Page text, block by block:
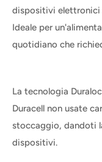
dispositivi elettronici
Ideale per
quotidiano che
La tecnologia
Duracell non usate
stoccaggio, dandoti
dispositivi.